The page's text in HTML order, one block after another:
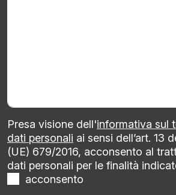
Presa visione dell'informativa sul
dati personali ai sensi dell’art. 13
(UE) 679/2016, acconsento al
dati personali per le finalità
acconsento